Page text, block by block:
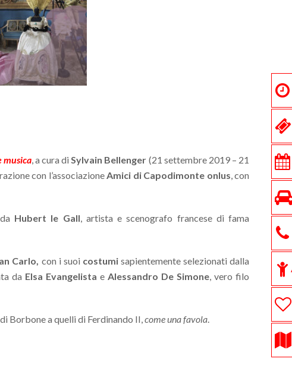
musica, a cura diSylvain Bellenger (21 settembre 2019 – 21
con l’associazioneAmici di Capodimonte onlus, con
Hubert le Gall, artista e scenografo francese di fama
Carlo, con i suoi costumisapientemente selezionati dalla
da Elsa Evangelista e Alessandro De Simone, vero filo
Borbone a quelli di Ferdinando II,come una favola.